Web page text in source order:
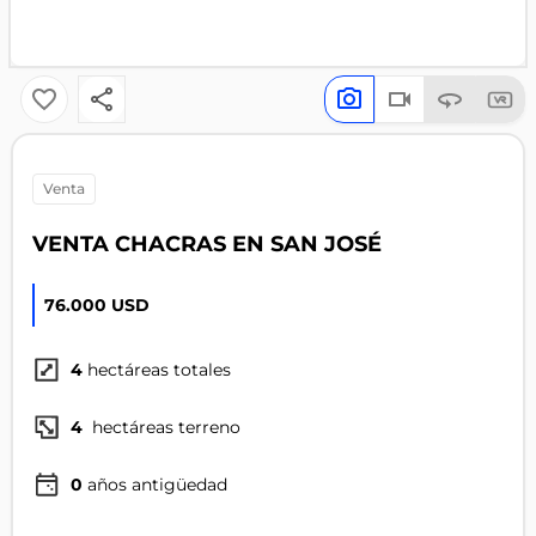
venta
VENTA CHACRAS EN SAN JOSÉ
76.000 USD
4 hectáreas totales
4 hectáreas terreno
0 años antigüedad